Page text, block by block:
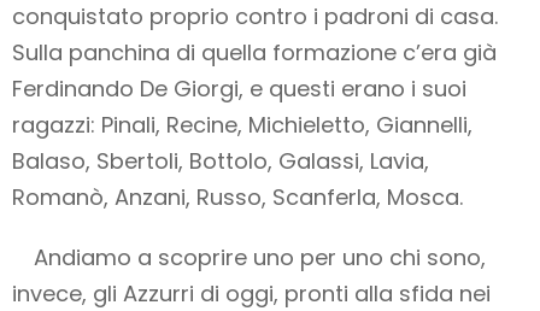
conquistato proprio contro i padroni di casa.
Sulla panchina di quella formazione c’era già
Ferdinando De Giorgi, e questi erano i suoi
ragazzi: Pinali, Recine, Michieletto, Giannelli,
Balaso, Sbertoli, Bottolo, Galassi, Lavia,
Romanò, Anzani, Russo, Scanferla, Mosca.
Andiamo a scoprire uno per uno chi sono,
invece, gli Azzurri di oggi, pronti alla sfida nei